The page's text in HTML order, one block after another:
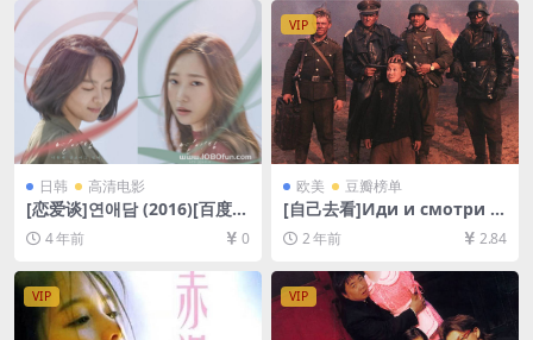
4/7.5GB][日语中字]
[MP4/7.8GB][中文字幕]
日韩 高清电影
[恋爱谈]연애담 (2016)[百度网
盘+迅雷云盘资源1080P超清
未删减][MP4/5.3GB][韩语中
字]
4 年前 0
VIP
欧美 豆瓣榜单
[自己去看]Иди и смотри (1
985)[百度网盘+夸克网盘1080
P超清未删减资源][网盘在线播
放/下载][MP4/9.9GB][中文字
幕]
2 年前 2.84
VIP VIP